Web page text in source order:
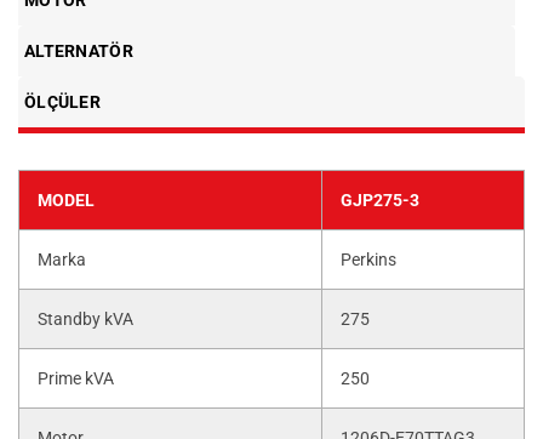
ALTERNATÖR
ÖLÇÜLER
MODEL GJP275-3
Marka Perkins
Standby kVA 275
Prime kVA 250